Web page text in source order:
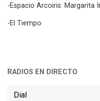
-Espacio Arcoiris: Margarita
-El Tiempo
RADIOS EN DIRECTO
Dial